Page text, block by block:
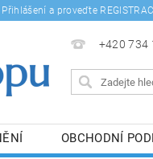
a proveďte
+420 734
OBCHODNÍ